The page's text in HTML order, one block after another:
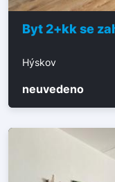
Byt 2+kk se
Hýskov
neuvedeno